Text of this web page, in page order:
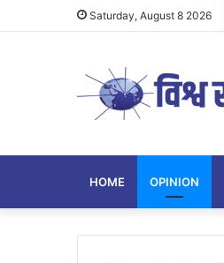
Saturday, August 8 2026
HOME OPINION